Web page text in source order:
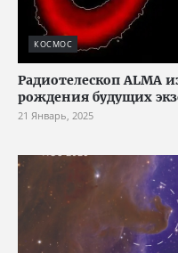
КОСМОС
Радиотелескоп ALMA
рождения будущих
21 Январь, 2025